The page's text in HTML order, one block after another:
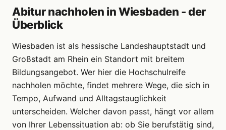
Abitur nachholen in Wiesbaden - der
Überblick
Wiesbaden ist als hessische Landeshauptstadt und
Großstadt am Rhein ein Standort mit breitem
Bildungsangebot. Wer hier die Hochschulreife
nachholen möchte, findet mehrere Wege, die sich in
Tempo, Aufwand und Alltagstauglichkeit
unterscheiden. Welcher davon passt, hängt vor allem
von Ihrer Lebenssituation ab: ob Sie berufstätig sind,